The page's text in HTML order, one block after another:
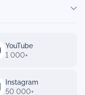
YouTube
1 000+
Instagram
50 000+